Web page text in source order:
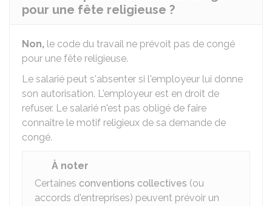
pour une fête religieuse ?
Non, le code du travail ne prévoit pas de congé
pour une fête religieuse.
Le salarié peut s'absenter si l'employeur lui donne
son autorisation. L'employeur est en droit de
refuser. Le salarié n'est pas obligé de faire
connaître le motif religieux de sa demande de
congé.
À noter
Certaines conventions collectives (ou
accords d'entreprises) peuvent prévoir un